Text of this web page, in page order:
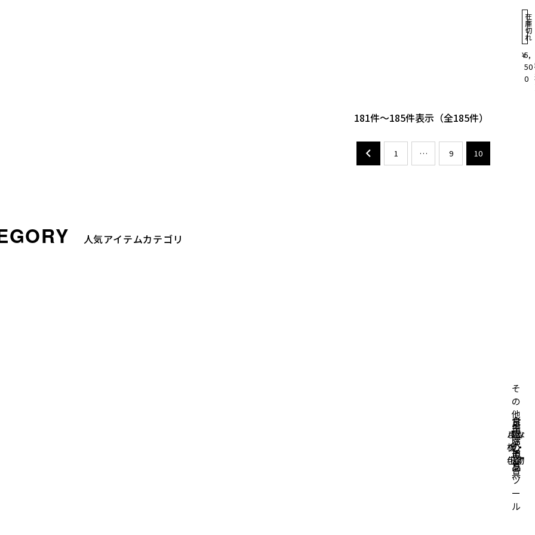
在
庫
切
れ
¥5,
50
0
185
181 -
185件表示
1 … 9 10
人気アイテムカテゴリ
掃
除
道
具
生
活
用
品
台
所
の
道
具
食
卓
の
道
具
バッ
グ・
小物
まな
板・
包丁
そ
の
他
キ
ッ
チ
ン
ツ
ー
ル